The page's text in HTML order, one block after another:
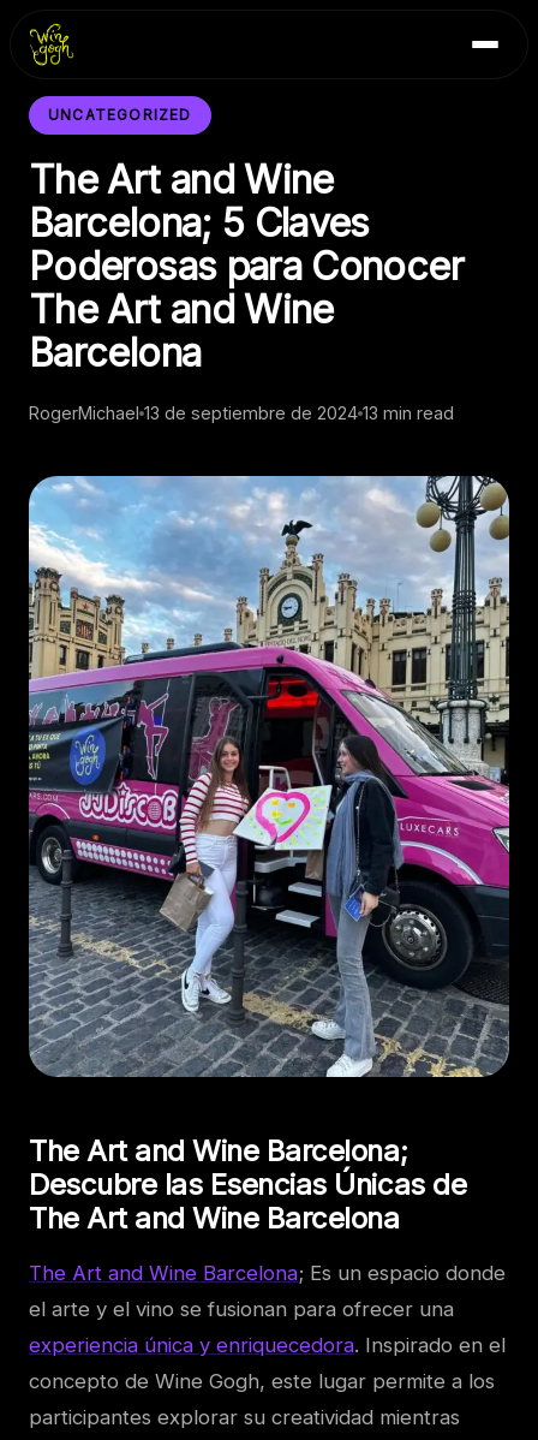
Inicio
Blog
Contacto
UNCATEGORIZED
The Art and Wine
Barcelona; 5 Claves
Poderosas para Conocer
The Art and Wine
Barcelona
RogerMichael 13 de septiembre de 2024 13 min read
The Art and Wine Barcelona;
Descubre las Esencias Únicas de
The Art and Wine Barcelona
The Art and Wine Barcelona; Es un espacio donde
el arte y el vino se fusionan para ofrecer una
experiencia única y enriquecedora. Inspirado en el
concepto de Wine Gogh, este lugar permite a los
participantes explorar su creatividad mientras